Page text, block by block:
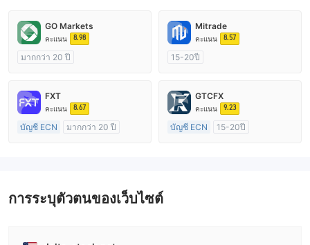
GO Markets
คะแนน 8.98
มากกว่า 20 ปี
cTrader
Mitrade
คะแนน 8.57
15-20ปี
การวิจัยตนเอง
FXT
คะแนน 8.67
บัญชี ECN
มากกว่า 20 ปี
GTCFX
คะแนน 9.23
บัญชี ECN
15-20ปี
การระบุตัวตนของเว็บไซต์